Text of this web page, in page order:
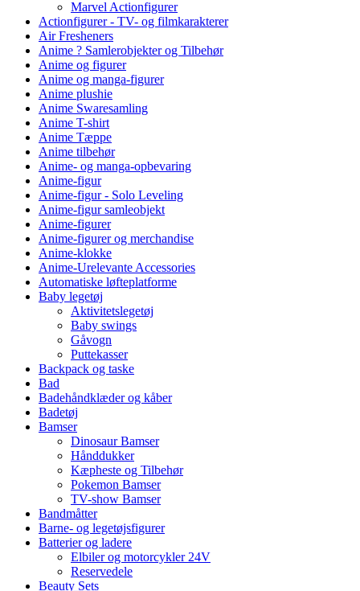
Marvel Actionfigurer
Actionfigurer - TV- og filmkarakterer
Air Fresheners
Anime ? Samlerobjekter og Tilbehør
Anime og figurer
Anime og manga-figurer
Anime plushie
Anime Swaresamling
Anime T-shirt
Anime Tæppe
Anime tilbehør
Anime- og manga-opbevaring
Anime-figur
Anime-figur - Solo Leveling
Anime-figur samleobjekt
Anime-figurer
Anime-figurer og merchandise
Anime-klokke
Anime-Urelevante Accessories
Automatiske løfteplatforme
Baby legetøj
Aktivitetslegetøj
Baby swings
Gåvogn
Puttekasser
Backpack og taske
Bad
Badehåndklæder og kåber
Badetøj
Bamser
Dinosaur Bamser
Hånddukker
Kæpheste og Tilbehør
Pokemon Bamser
TV-show Bamser
Bandmåtter
Barne- og legetøjsfigurer
Batterier og ladere
Elbiler og motorcykler 24V
Reservedele
Beauty Sets